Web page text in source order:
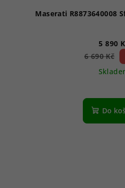
Maserati R8873640008
5 890
6 690 Kč
Do